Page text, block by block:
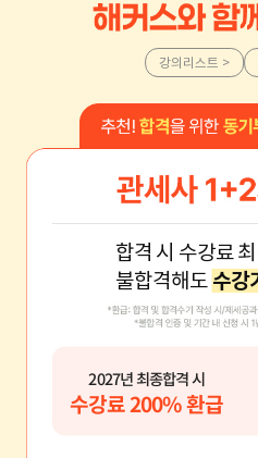
합격 시 수강료
불합격해도 수강
2027년 최종합격 시
수강료 200% 환급
강의리스트 >